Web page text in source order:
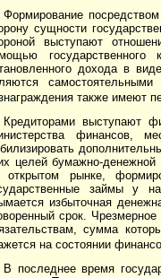
Формирование
сущности
выступают
государственного
дохода в
также имеют
Кредиторами выступают
финансов,
целей бумажно-
открытом рынке,
займы у
избыточная
срок.
сумма
на состоянии
В последнее время